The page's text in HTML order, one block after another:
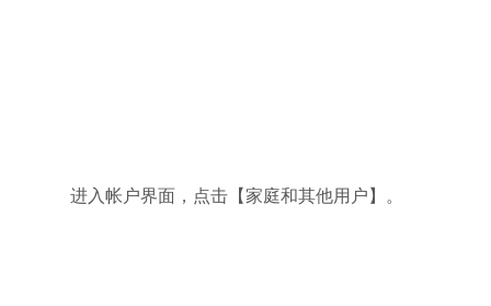
进入帐户界面，点击【家庭和其他用户】。